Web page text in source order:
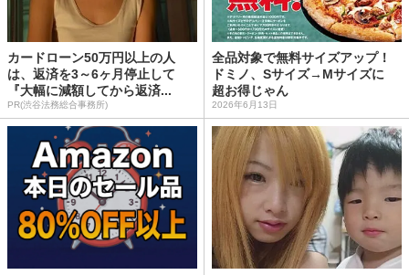
カードローン50万円以上の人
は、返済を3～6ヶ月停止して
『大幅に減額してから返済...
PR(渋谷法務総合事務所)
全品対象で無料サイズアップ！
ドミノ、Sサイズ→Mサイズに
超お得じゃん
2026年6月13日